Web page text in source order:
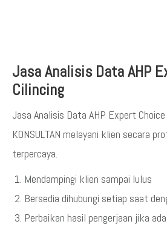
Jasa Analisis Data AHP
Cilincing
Jasa Analisis Data AHP Expert Choice
KONSULTAN melayani klien secara
terpercaya.
Mendampingi klien sampai lulus
Bersedia dihubungi setiap saat
Perbaikan hasil pengerjaan jika